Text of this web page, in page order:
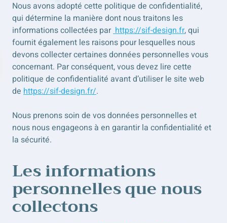
Nous avons adopté cette politique de confidentialité,
qui détermine la manière dont nous traitons les
informations collectées par https://sif-design.fr, qui
fournit également les raisons pour lesquelles nous
devons collecter certaines données personnelles vous
concernant. Par conséquent, vous devez lire cette
politique de confidentialité avant d’utiliser le site web
de https://sif-design.fr/.
Nous prenons soin de vos données personnelles et
nous nous engageons à en garantir la confidentialité et
la sécurité.
Les informations
personnelles que nous
collectons